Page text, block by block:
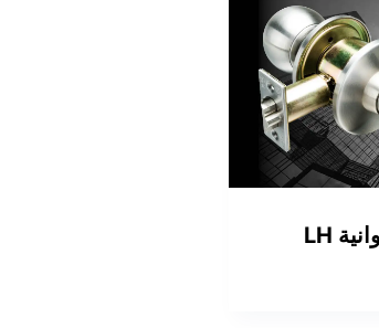
أقفال أسطوانية LH